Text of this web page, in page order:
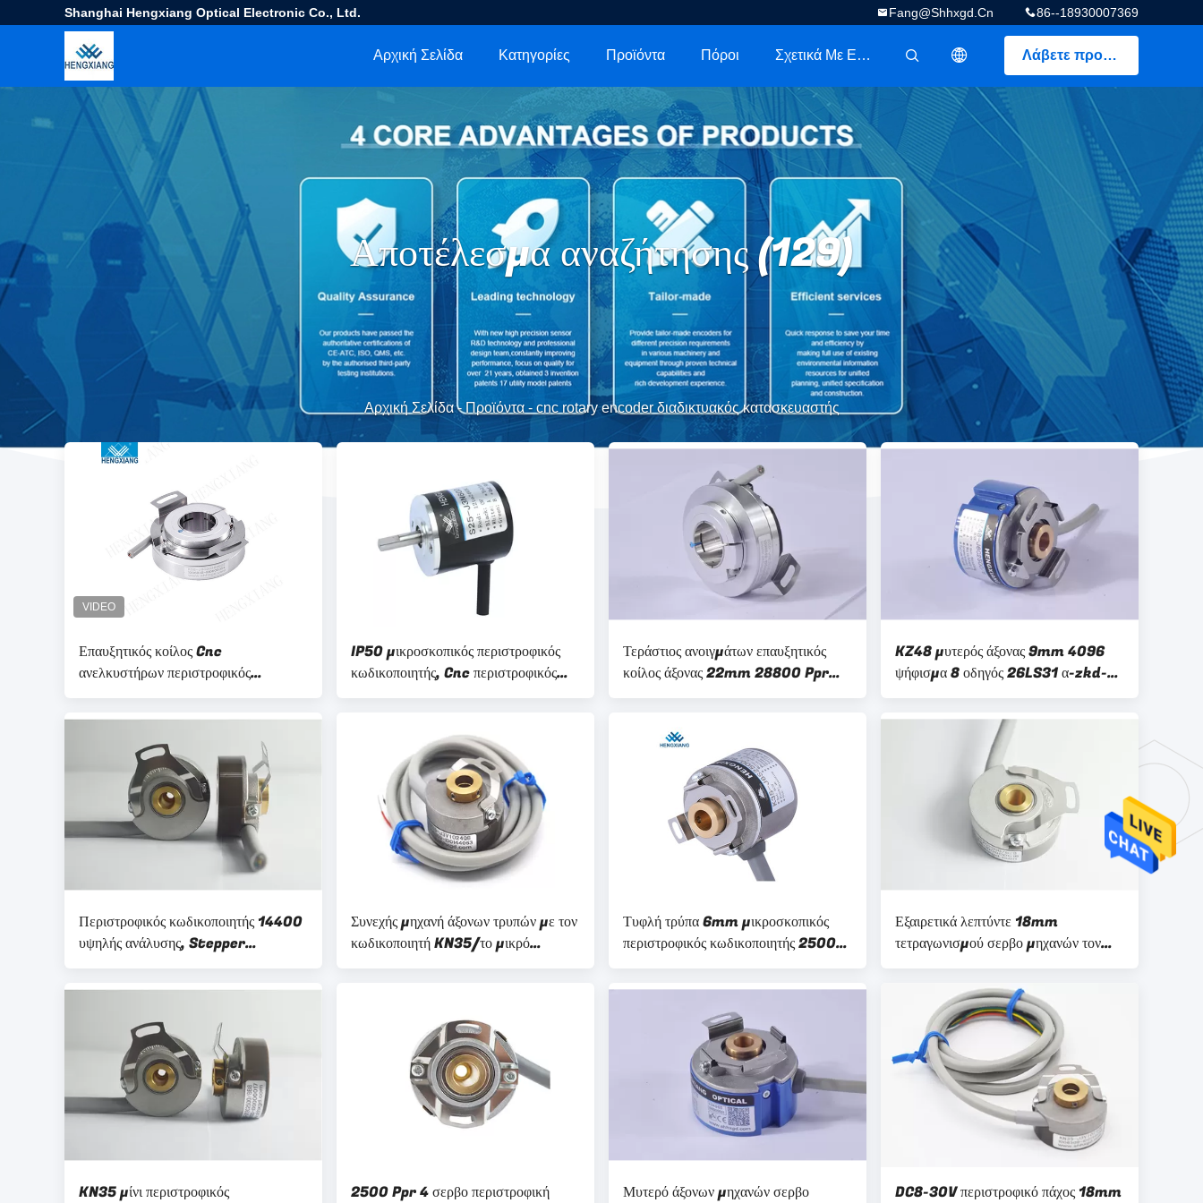
Shanghai Hengxiang Optical Electronic Co., Ltd. 86--18930007369
Fang@shhxgd.cn
Λάβετε προσφορά
描述
Αρχική Σελίδα Κατηγορίες Προϊόντα Πόροι Σχετικά Με Εμάς
Αποτέλεσμα αναζήτησης (129)
Αρχική Σελίδα-Προϊόντα- cnc rotary encoder διαδικτυακός κατασκευαστής
Επαυξητικός κοίλος Cnc
ανελκυστήρων περιστροφικός
κωδικοποιητής Dia 22 χιλ. 2500ppr
IP50 μικροσκοπικός περιστροφικός
κωδικοποιητής, Cnc περιστροφικός
μίνι άξονας 4mm κωδικοποιητών
Τεράστιος ανοιγμάτων επαυξητικός
κοίλος άξονας 22mm 28800 Ppr
κωδικοποιητών K58 σερβο μηχανών
KZ48 μυτερός άξονας 9mm 4096
ψήφισμα 8 οδηγός 26LS31 α-zkd-
12-250bm/2p-g05l-γ
κωδικοποιητών σερβο μηχανών
περιστροφικός γραμμών Πολωνών
Περιστροφικός κωδικοποιητής 14400
υψηλής ανάλυσης, Stepper
περιστροφικός κωδικοποιητής IP40
μηχανών
Συνεχής μηχανή άξονων τρυπών με τον
κωδικοποιητή KN35/το μικρό
βιομηχανικό περιστροφικό
Τυφλή τρύπα 6mm μικροσκοπικός
περιστροφικός κωδικοποιητής 2500
ψήφισμα 4 K35 Πολωνοί
Εξαιρετικά λεπτύντε 18mm
τετραγωνισμού σερβο μηχανών τον
περιστροφικό άξονα 7mm τρυπών
κωδικοποιητών KN35 μυτερό
KN35 μίνι περιστροφικός
2500 Ppr 4 σερβο περιστροφική
Μυτερό άξονων μηχανών σερβο
DC8-30V περιστροφικό πάχος 18mm